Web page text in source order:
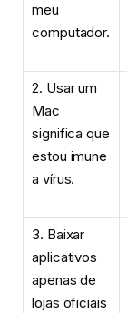
meu
computador.
2. Usar um
Mac
significa que
estou imune
a vírus.
3. Baixar
aplicativos
apenas de
lojas oficiais